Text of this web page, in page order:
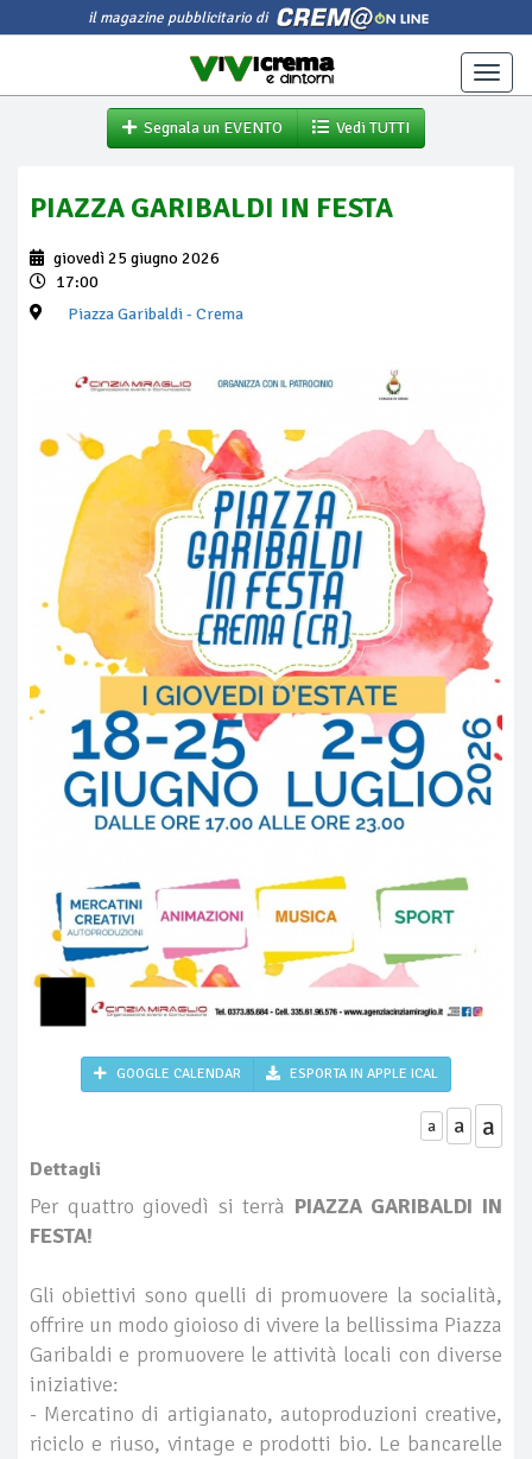
il magazine pubblicitario di
Toggle
Segnala un EVENTO
Vedi TUTTI
PIAZZA GARIBALDI IN FESTA
giovedì 25 giugno 2026
17:00
Piazza Garibaldi - Crema
GOOGLE CALENDAR ESPORTA IN APPLE ICAL
a a a
Dettagli
Per quattro giovedì si terrà PIAZZA GARIBALDI IN
FESTA!
Gli obiettivi sono quelli di promuovere la socialità,
offrire un modo gioioso di vivere la bellissima Piazza
Garibaldi e promuovere le attività locali con diverse
iniziative:
- Mercatino di artigianato, autoproduzioni creative,
riciclo e riuso, vintage e prodotti bio. Le bancarelle